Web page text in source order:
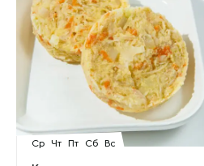
Ср Чт Пт Сб Вс